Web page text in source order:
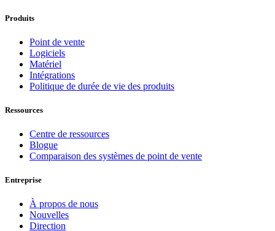
Produits
Point de vente
Logiciels
Matériel
Intégrations
Politique de durée de vie des produits
Ressources
Centre de ressources
Blogue
Comparaison des systèmes de point de vente
Entreprise
À propos de nous
Nouvelles
Direction